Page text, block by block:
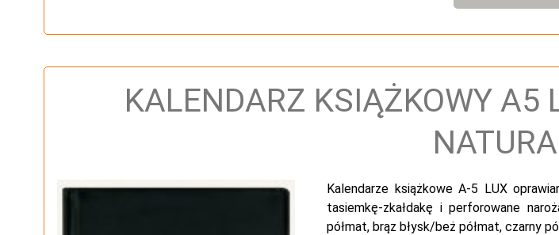
KALENDARZ KSIĄŻKOWY A5
Kalendarze książkowe A-5 LUX
tasiemkę-zkałdakę i perforowane
półmat, brąz błysk/beż półmat, czarny